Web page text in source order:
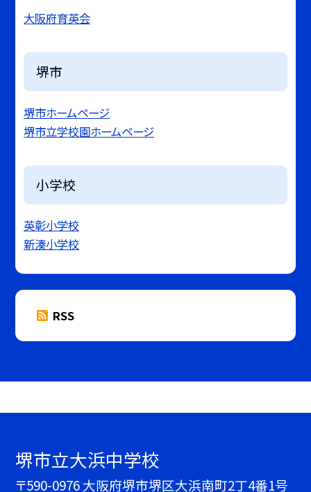
大阪府育英会
堺市
堺市ホームページ
堺市立学校園ホームページ
小学校
英彰小学校
新湊小学校
RSS
堺市立大浜中学校
〒590-0976 大阪府堺市堺区大浜南町2丁4番1号